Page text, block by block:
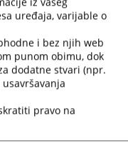
uređaja, varijable o
i bez njih web
punom obimu, dok
dodatne stvari (npr.
pravo na